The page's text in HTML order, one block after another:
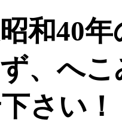
和40
、へ
さい！